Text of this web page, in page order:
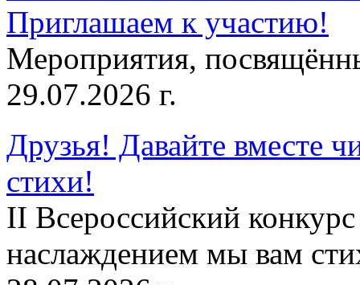
Приглашаем к участию!
Мероприятия,
29.07.2026 г.
Друзья! Давайте вместе
стихи!
II Всероссийский
наслаждением мы вам